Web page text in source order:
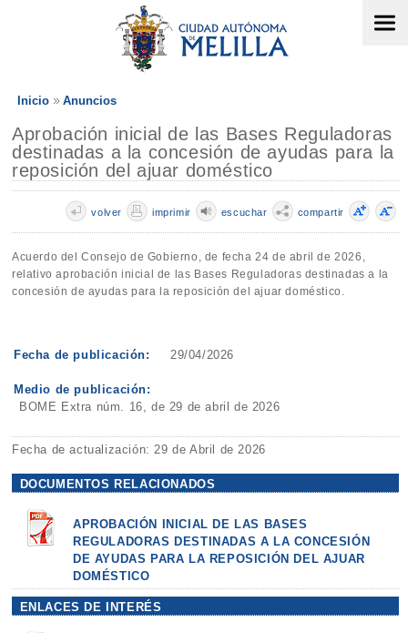
Inicio Anuncios
Aprobación inicial de las Bases Reguladoras
destinadas a la concesión de ayudas para la
reposición del ajuar doméstico
compartir
escuchar
imprimir
volver
Acuerdo del Consejo de Gobierno, de fecha 24 de abril de 2026,
relativo aprobación inicial de las Bases Reguladoras destinadas a la
concesión de ayudas para la reposición del ajuar doméstico.
Fecha de publicación: 29/04/2026
Medio de publicación:
BOME Extra núm. 16, de 29 de abril de 2026
Fecha de actualización: 29 de Abril de 2026
DOCUMENTOS RELACIONADOS
APROBACIÓN INICIAL DE LAS BASES
REGULADORAS DESTINADAS A LA CONCESIÓN
DE AYUDAS PARA LA REPOSICIÓN DEL AJUAR
DOMÉSTICO
ENLACES DE INTERÉS